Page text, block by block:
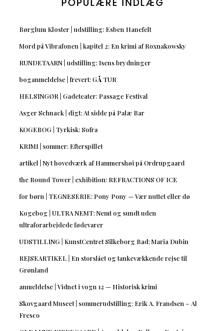
Børglum Kloster | udstilling: Esben Hanefelt
Mord på Vibrafonen | kapitel 2: En krimi af Roxnakowsky
RUNDETAARN | udstilling: Isens brydninger
boganmeldelse | frevert: GÅ TUR
HELSINGØR | Gadeteater: Passage Festival
Asger Schnack | digt: At sidde på Palæ Bar
KOGEBOG | Tyrkisk: Sofra
KRIMI | sommer: Efterspillet
artikel | Nyt hovedværk af Hammershøi på Ordrupgaard
the Round Tower | exhibition: REFRACTIONS OF ICE
for børn | TEGNESERIE: Pony Pony — Vær nuttet eller dø
Kogebog | ULTRA NEMT: Nemt og sundt uden
ultraforarbejdede fødevarer
UDSTILLING | KunstCentret Silkeborg Bad: Maria Dubin
REJSEARTIKEL | En storslået og tankevækkende rejse til
Grønland
anmeldelse | Vidnet i vogn 12 — Historisk krimi
Skovgaard Museet | sommerudstilling: Erik A. Frandsen – Al
Fresco